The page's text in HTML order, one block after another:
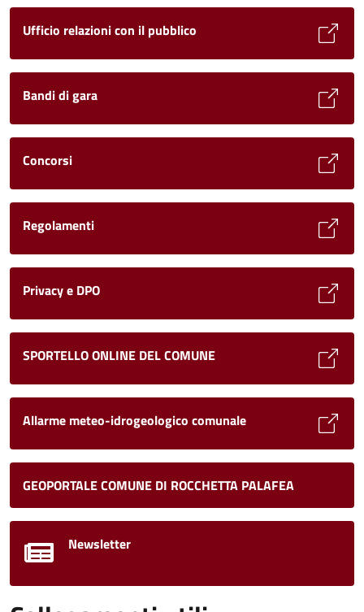
Ufficio relazioni con il pubblico
Bandi di gara
Concorsi
Regolamenti
Privacy e DPO
SPORTELLO ONLINE DEL COMUNE
Allarme meteo-idrogeologico comunale
GEOPORTALE COMUNE DI ROCCHETTA PALAFEA
Newsletter